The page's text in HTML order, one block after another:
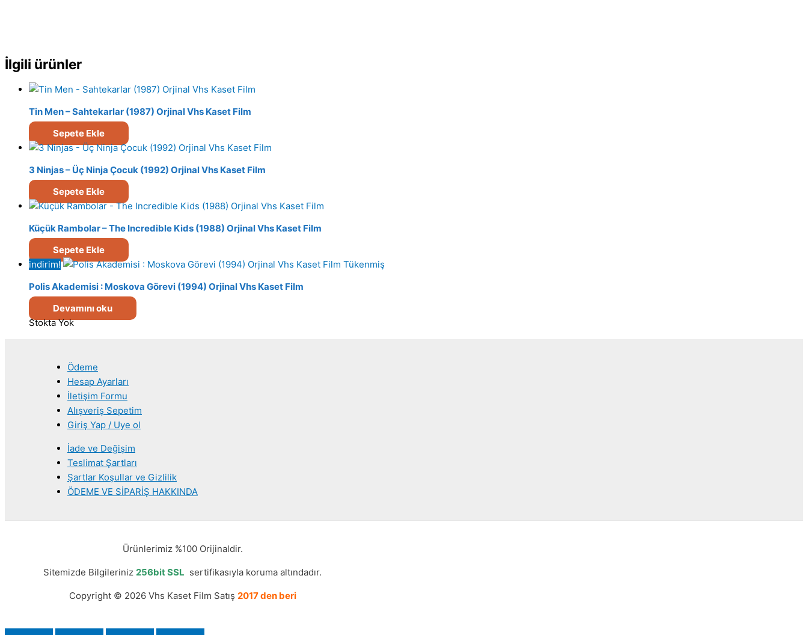
İlgili ürünler
Tin Men – Sahtekarlar (1987) Orjinal Vhs Kaset Film
Sepete Ekle
3 Ninjas – Üç Ninja Çocuk (1992) Orjinal Vhs Kaset Film
Sepete Ekle
Küçük Rambolar – The Incredible Kids (1988) Orjinal Vhs Kaset Film
Sepete Ekle
indirim!
Tükenmiş
Polis Akademisi : Moskova Görevi (1994) Orjinal Vhs Kaset Film
Devamını oku
Stokta Yok
Ödeme
Hesap Ayarları
İletişim Formu
Alışveriş Sepetim
Giriş Yap / Uye ol
İade ve Değişim
Teslimat Şartları
Şartlar Koşullar ve Gizlilik
ÖDEME VE SİPARİŞ HAKKINDA
Ürünlerimiz %100 Orijinaldir.
Sitemizde Bilgileriniz 256bit SSL sertifikasıyla koruma altındadır.
Copyright © 2026 Vhs Kaset Film Satış 2017 den beri